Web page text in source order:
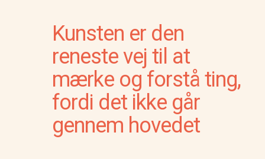
Kunsten er den
reneste vej til at
mærke og forstå ting,
fordi det ikke går
gennem hovedet